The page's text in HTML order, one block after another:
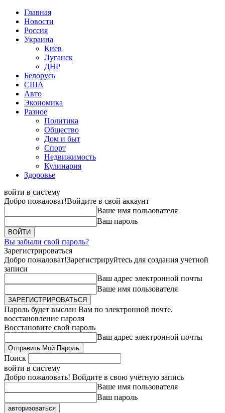
Главная
Новости
Россия
Украина
Киев
Луганск
ДНР
Белорусь
США
Авто
Экономика
Разное
Политика
Общество
Дом и быт
Спорт
Недвижимость
Кулинария
Здоровье
войти в систему
Добро пожаловат!Войдите в свой аккаунт
Ваше имя пользователя
Ваш пароль
Вы забыли свой пароль?
Зарегистрироваться
Добро пожаловат!Зарегистрируйтесь для создания учетной
записи
Ваш адрес электронной почты
Ваше имя пользователя
Пароль будет выслан Вам по электронной почте.
восстановление пароля
Восстановите свой пароль
Ваш адрес электронной почты
Поиск
войти в систему
Добро пожаловать! Войдите в свою учётную запись
Ваше имя пользователя
Ваш пароль